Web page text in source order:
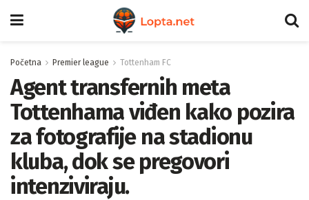
Početna Premier league Tottenham FC
Agent transfernih meta
Tottenhama viđen kako pozira
za fotografije na stadionu
kluba, dok se pregovori
intenziviraju.